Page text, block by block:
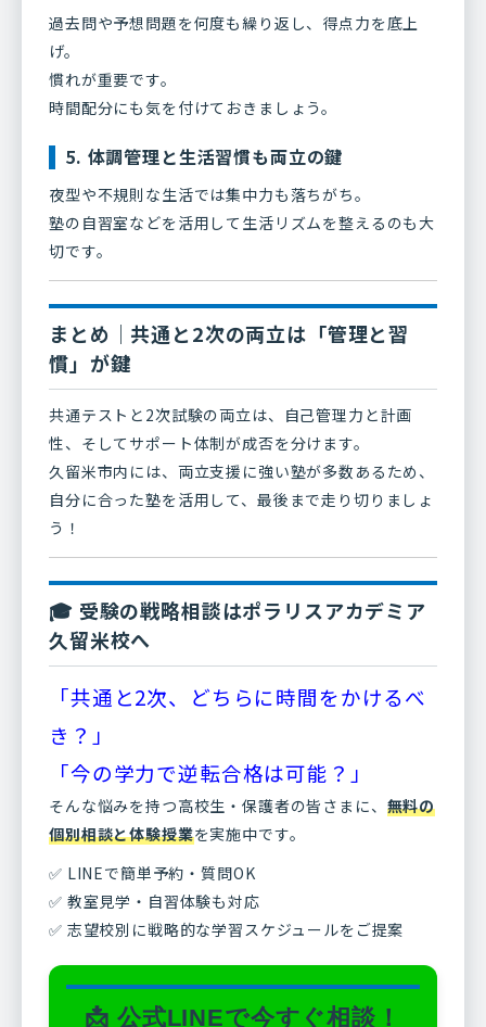
過去問や予想問題を何度も繰り返し、得点力を底上
げ。
慣れが重要です。
時間配分にも気を付けておきましょう。
5. 体調管理と生活習慣も両立の鍵
夜型や不規則な生活では集中力も落ちがち。
塾の自習室などを活用して生活リズムを整えるのも大
切です。
まとめ｜共通と2次の両立は「管理と習
慣」が鍵
共通テストと2次試験の両立は、自己管理力と計画
性、そしてサポート体制が成否を分けます。
久留米市内には、両立支援に強い塾が多数あるため、
自分に合った塾を活用して、最後まで走り切りましょ
う！
🎓 受験の戦略相談はポラリスアカデミア
久留米校へ
「共通と2次、どちらに時間をかけるべ
き？」
「今の学力で逆転合格は可能？」
そんな悩みを持つ高校生・保護者の皆さまに、 無料の
個別相談と体験授業を実施中です。
✅ LINEで簡単予約・質問OK
✅ 教室見学・自習体験も対応
✅ 志望校別に戦略的な学習スケジュールをご提案
📩 公式LINEで今すぐ相談！